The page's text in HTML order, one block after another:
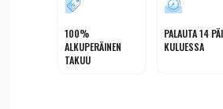
100%
ALKUPERÄINEN
TAKUU
PALAUTA 14
KULUESSA